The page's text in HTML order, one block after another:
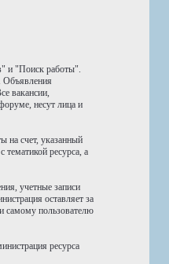
и "Поиск работы".
Объявления
вакансии,
несут лица и
на счет, указанный
ресурса, а
учетные записи
оставляет за
самому пользователю
ресурса